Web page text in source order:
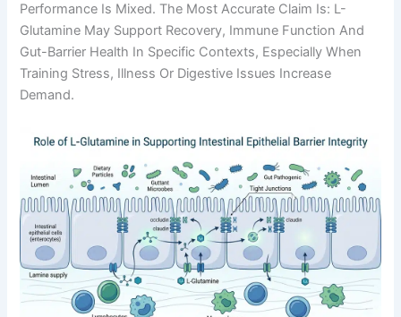
Performance Is Mixed. The Most Accurate Claim Is: L-
Glutamine May Support Recovery, Immune Function And
Gut-Barrier Health In Specific Contexts, Especially When
Training Stress, Illness Or Digestive Issues Increase
Demand.